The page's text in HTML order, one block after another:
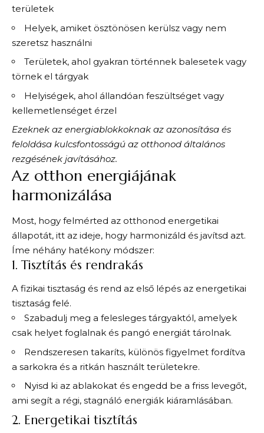
területek
Helyek, amiket ösztönösen kerülsz vagy nem
szeretsz használni
Területek, ahol gyakran történnek balesetek vagy
törnek el tárgyak
Helyiségek, ahol állandóan feszültséget vagy
kellemetlenséget érzel
Ezeknek az energiablokkoknak az azonosítása és
feloldása kulcsfontosságú az otthonod általános
rezgésének javításához.
Az otthon energiájának
harmonizálása
Most, hogy felmérted az otthonod energetikai
állapotát, itt az ideje, hogy harmonizáld és javítsd azt.
Íme néhány hatékony módszer:
1. Tisztítás és rendrakás
A fizikai tisztaság és rend az első lépés az energetikai
tisztaság felé.
Szabadulj meg a felesleges tárgyaktól, amelyek
csak helyet foglalnak és pangó energiát tárolnak.
Rendszeresen takaríts, különös figyelmet fordítva
a sarkokra és a ritkán használt területekre.
Nyisd ki az ablakokat és engedd be a friss levegőt,
ami segít a régi, stagnáló energiák kiáramlásában.
2. Energetikai tisztítás